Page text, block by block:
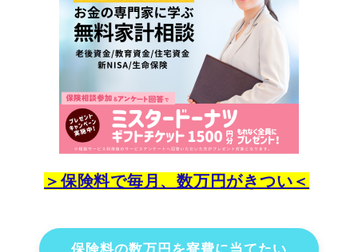
＞保険料で毎月、数万円がきつい＜